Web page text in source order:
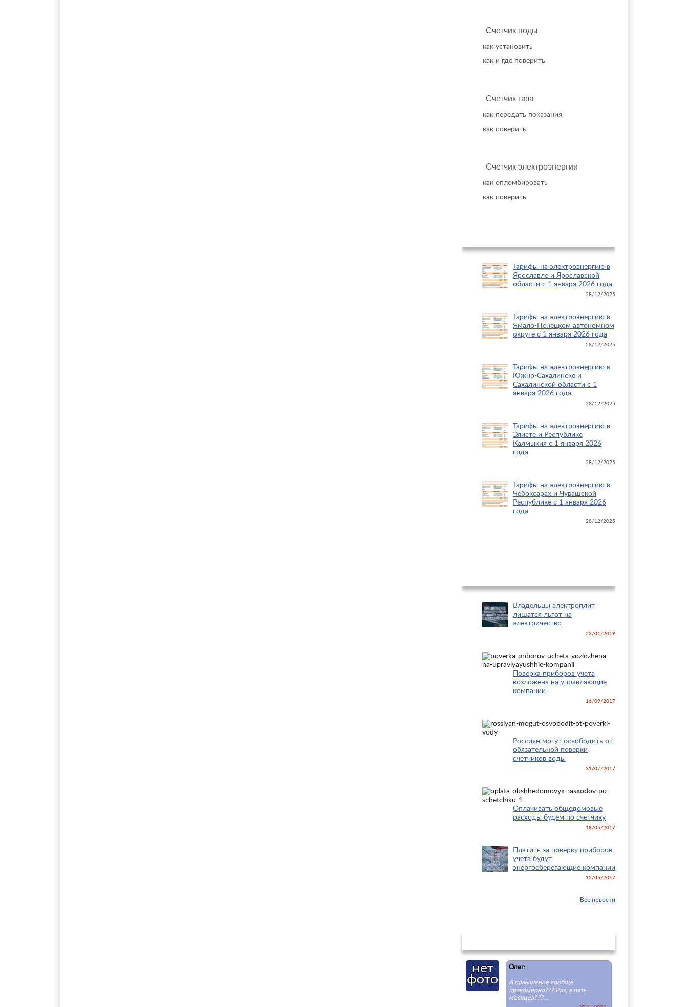
Счетчик воды
как установить
как и где поверить
Счетчик газа
как передать показания
как поверить
Счетчик электроэнергии
как опломбировать
как поверить
Тарифы на электроэнергию в
Ярославле и Ярославской
области с 1 января 2026 года
28/12/2025
Тарифы на электроэнергию в
Ямало-Ненецком автономном
округе с 1 января 2026 года
28/12/2025
Тарифы на электроэнергию в
Южно-Сахалинске и
Сахалинской области с 1
января 2026 года
28/12/2025
Тарифы на электроэнергию в
Элисте и Республике
Калмыкия с 1 января 2026
года
28/12/2025
Тарифы на электроэнергию в
Чебоксарах и Чувашской
Республике с 1 января 2026
года
28/12/2025
Владельцы электроплит
лишатся льгот на
электричество
23/01/2019
Поверка приборов учета
возложена на управляющие
компании
16/09/2017
Россиян могут освободить от
обязательной поверки
счетчиков воды
31/07/2017
Оплачивать общедомовые
расходы будем по счетчику
18/05/2017
Платить за поверку приборов
учета будут
энергосберегающие компании
12/05/2017
Все новости
Олег:
А повышение вообще
правомерно??? Раз, в пять
месяцев???...